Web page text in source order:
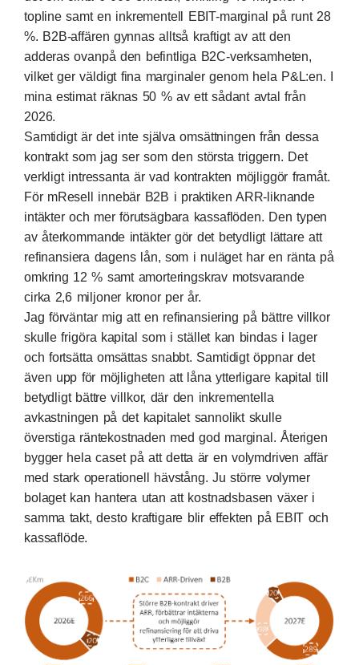
topline samt en inkrementell EBIT-marginal på runt 28
%. B2B-affären gynnas alltså kraftigt av att den
adderas ovanpå den befintliga B2C-verksamheten,
vilket ger väldigt fina marginaler genom hela P&L:en. I
mina estimat räknas 50 % av ett sådant avtal från
2026.
Samtidigt är det inte själva omsättningen från dessa
kontrakt som jag ser som den största triggern. Det
verkligt intressanta är vad kontrakten möjliggör framåt.
För mResell innebär B2B i praktiken ARR-liknande
intäkter och mer förutsägbara kassaflöden. Den typen
av återkommande intäkter gör det betydligt lättare att
refinansiera dagens lån, som i nuläget har en ränta på
omkring 12 % samt amorteringskrav motsvarande
cirka 2,6 miljoner kronor per år.
Jag förväntar mig att en refinansiering på bättre villkor
skulle frigöra kapital som i stället kan bindas i lager
och fortsätta omsättas snabbt. Samtidigt öppnar det
även upp för möjligheten att låna ytterligare kapital till
betydligt bättre villkor, där den inkrementella
avkastningen på det kapitalet sannolikt skulle
överstiga räntekostnaden med god marginal. Återigen
bygger hela caset på att detta är en volymdriven affär
med stark operationell hävstång. Ju större volymer
bolaget kan hantera utan att kostnadsbasen växer i
samma takt, desto kraftigare blir effekten på EBIT och
kassaflöde.